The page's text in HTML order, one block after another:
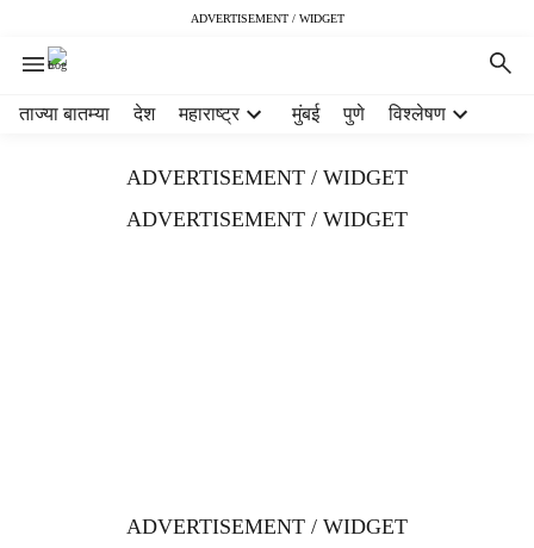
ADVERTISEMENT / WIDGET
ताज्या बातम्या देश महाराष्ट्र मुंबई पुणे विश्लेषण
ADVERTISEMENT / WIDGET
ADVERTISEMENT / WIDGET
ADVERTISEMENT / WIDGET